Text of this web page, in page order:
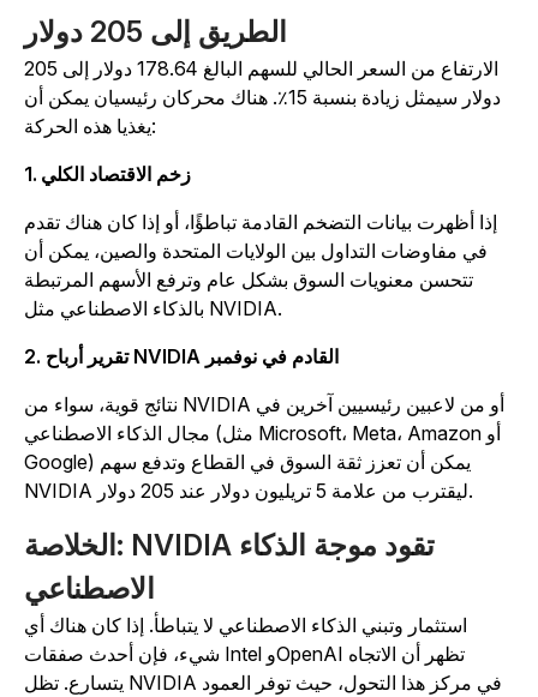
الطريق إلى 205 دولار
الارتفاع من السعر الحالي للسهم البالغ 178.64 دولار إلى 205
دولار سيمثل زيادة بنسبة 15٪. هناك محركان رئيسيان يمكن أن
1. زخم الاقتصاد الكلي
إذا أظهرت بيانات التضخم القادمة تباطؤًا، أو إذا كان هناك تقدم
في مفاوضات التداول بين الولايات المتحدة والصين، يمكن أن
تتحسن معنويات السوق بشكل عام وترفع الأسهم المرتبطة
بالذكاء الاصطناعي مثل NVIDIA.
2. تقرير أرباح NVIDIA القادم في نوفمبر
نتائج قوية، سواء من NVIDIA أو من لاعبين رئيسيين آخرين في
مجال الذكاء الاصطناعي (مثل Microsoft، Meta، Amazon أو
Google) يمكن أن تعزز ثقة السوق في القطاع وتدفع سهم
الخلاصة: NVIDIA تقود موجة الذكاء
الاصطناعي
استثمار وتبني الذكاء الاصطناعي لا يتباطأ. إذا كان هناك أي
شيء، فإن أحدث صفقات Intel وOpenAI تظهر أن الاتجاه
يتسارع. تظل NVIDIA في مركز هذا التحول، حيث توفر العمود